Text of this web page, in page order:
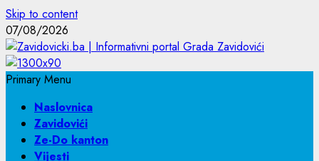
Skip to content
07/08/2026
Primary Menu
Naslovnica
Zavidovići
Ze-Do kanton
Vijesti